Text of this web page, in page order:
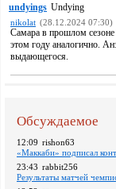
undyings Undying
nikolat (28.12.2024 07:30)
Самара в прошлом
этом году аналогично.
выдающегося.
Обсуждаемое
12:09 rishon63
«Маккаби» подписал
23:43 rabbit256
Pезультаты матчей